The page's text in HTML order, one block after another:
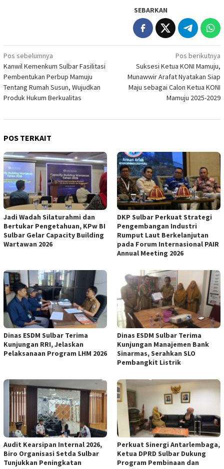
SEBARKAN
Navigasi
pos
Pos sebelumnya
Kanwil Kemenkum Sulbar Fasilitasi
Pembentukan Perbup Mamuju
Tentang Rumah Susun, Wujudkan
Produk Hukum Berkualitas
Pos berikutnya
Suksesi Ketua KONI Mamuju,
Munawwir Arafat Nyatakan Siap
Maju sebagai Calon Ketua KONI
Mamuju 2025-2029
POS TERKAIT
Jadi Wadah Silaturahmi dan
Bertukar Pengetahuan, KPw BI
Sulbar Gelar Capacity Building
Wartawan 2026
DKP Sulbar Perkuat Strategi
Pengembangan Industri
Rumput Laut Berkelanjutan
pada Forum Internasional PAIR
Annual Meeting 2026
Dinas ESDM Sulbar Terima
Kunjungan RRI, Jelaskan
Pelaksanaan Program LHM 2026
Dinas ESDM Sulbar Terima
Kunjungan Manajemen Bank
Sinarmas, Serahkan SLO
Pembangkit Listrik
Audit Kearsipan Internal 2026,
Biro Organisasi Setda Sulbar
Tunjukkan Peningkatan
Perkuat Sinergi Antarlembaga,
Ketua DPRD Sulbar Dukung
Program Pembinaan dan